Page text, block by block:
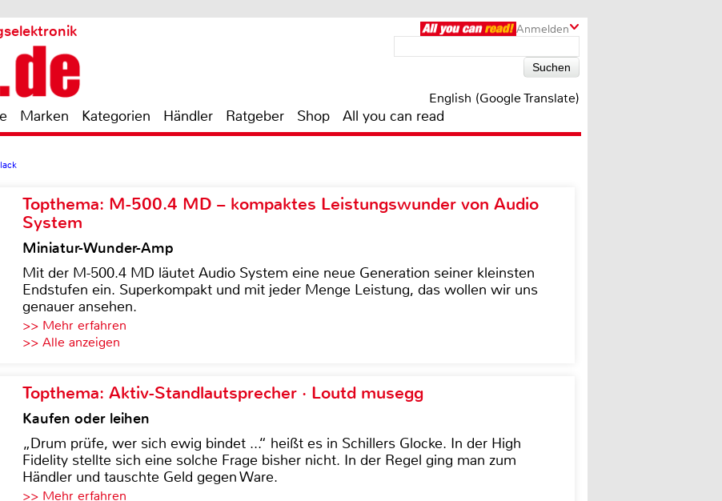
Anmelden
English (Google Translate)
Marken Kategorien Händler Ratgeber Shop All you can read
Topthema: M-500.4 MD – kompaktes Leistungswunder von Audio
System
Miniatur-Wunder-Amp
Mit der M-500.4 MD läutet Audio System eine neue Generation seiner kleinsten
Endstufen ein. Superkompakt und mit jeder Menge Leistung, das wollen wir uns
genauer ansehen.
>> Mehr erfahren
>> Alle anzeigen
Topthema: Aktiv-Standlautsprecher · Loutd musegg
Kaufen oder leihen
„Drum prüfe, wer sich ewig bindet ...“ heißt es in Schillers Glocke. In der High
Fidelity stellte sich eine solche Frage bisher nicht. In der Regel ging man zum
Händler und tauschte Geld gegen Ware.
>> Mehr erfahren